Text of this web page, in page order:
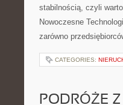
stabilnością, czyli
Nowoczesne
zarówno
CATEGORIES:
PODRÓŻE